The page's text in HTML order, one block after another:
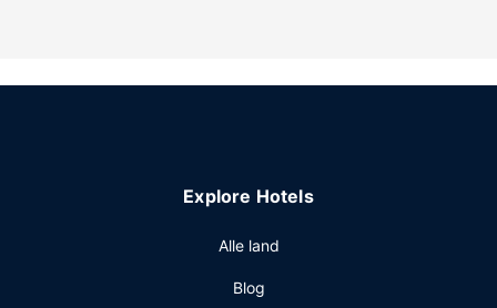
hurtigutsjekking og renseri-/vaskeritjenester. Dette hotellet
Gjestene tilbys buss til og fra flyplassen på forespørsel
Explore Hotels
Alle land
Blog